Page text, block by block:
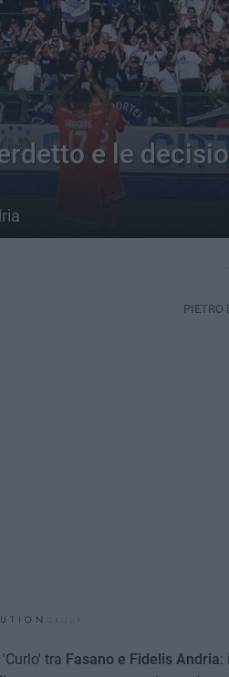
e le
PIETRO
tra Fasano e Fidelis Andria: